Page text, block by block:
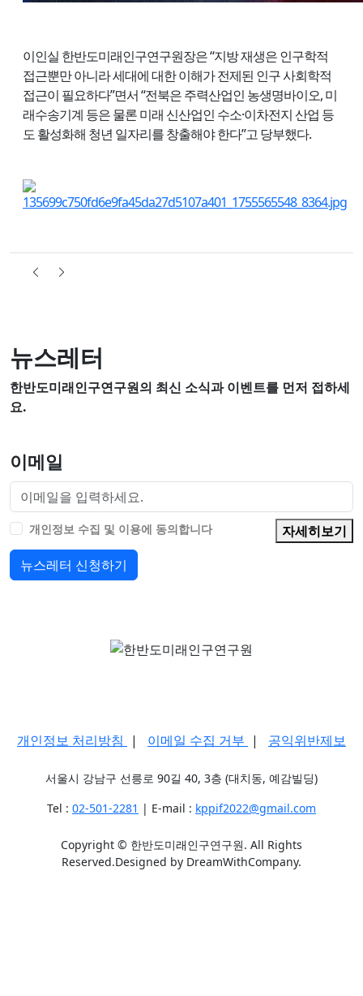
이인실 한반도미래인구연구원장은 “지방 재생은 인구학적
접근뿐만 아니라 세대에 대한 이해가 전제된 인구 사회학적
접근이 필요하다”면서 “전북은 주력산업인 농생명바이오, 미
래수송기계 등은 물론 미래 신산업인 수소·이차전지 산업 등
도 활성화해 청년 일자리를 창출해야 한다”고 당부했다.
뉴스레터
한반도미래인구연구원의 최신 소식과 이벤트를 먼저 접하세
요.
이메일
개인정보 수집 및 이용에 동의합니다
자세히보기
뉴스레터 신청하기
개인정보 처리방침 | 이메일 수집 거부 | 공익위반제보
서울시 강남구 선릉로 90길 40, 3층 (대치동, 예감빌딩)
Tel : 02-501-2281 | E-mail : kppif2022@gmail.com
Copyright © 한반도미래인구연구원. All Rights
Reserved.Designed by DreamWithCompany.